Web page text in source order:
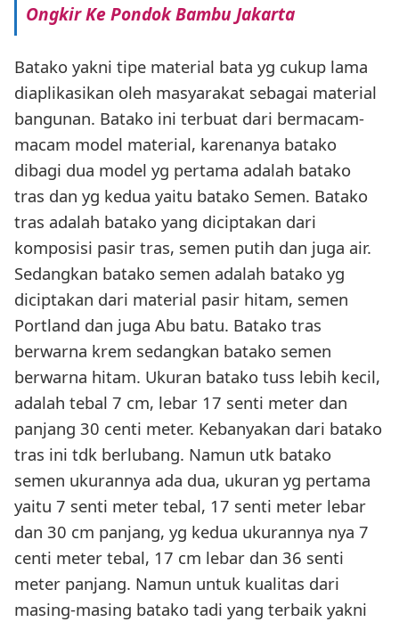
Ongkir Ke Pondok Bambu Jakarta
Batako yakni tipe material bata yg cukup lama
diaplikasikan oleh masyarakat sebagai material
bangunan. Batako ini terbuat dari bermacam-
macam model material, karenanya batako
dibagi dua model yg pertama adalah batako
tras dan yg kedua yaitu batako Semen. Batako
tras adalah batako yang diciptakan dari
komposisi pasir tras, semen putih dan juga air.
Sedangkan batako semen adalah batako yg
diciptakan dari material pasir hitam, semen
Portland dan juga Abu batu. Batako tras
berwarna krem sedangkan batako semen
berwarna hitam. Ukuran batako tuss lebih kecil,
adalah tebal 7 cm, lebar 17 senti meter dan
panjang 30 centi meter. Kebanyakan dari batako
tras ini tdk berlubang. Namun utk batako
semen ukurannya ada dua, ukuran yg pertama
yaitu 7 senti meter tebal, 17 senti meter lebar
dan 30 cm panjang, yg kedua ukurannya nya 7
centi meter tebal, 17 cm lebar dan 36 senti
meter panjang. Namun untuk kualitas dari
masing-masing batako tadi yang terbaik yakni